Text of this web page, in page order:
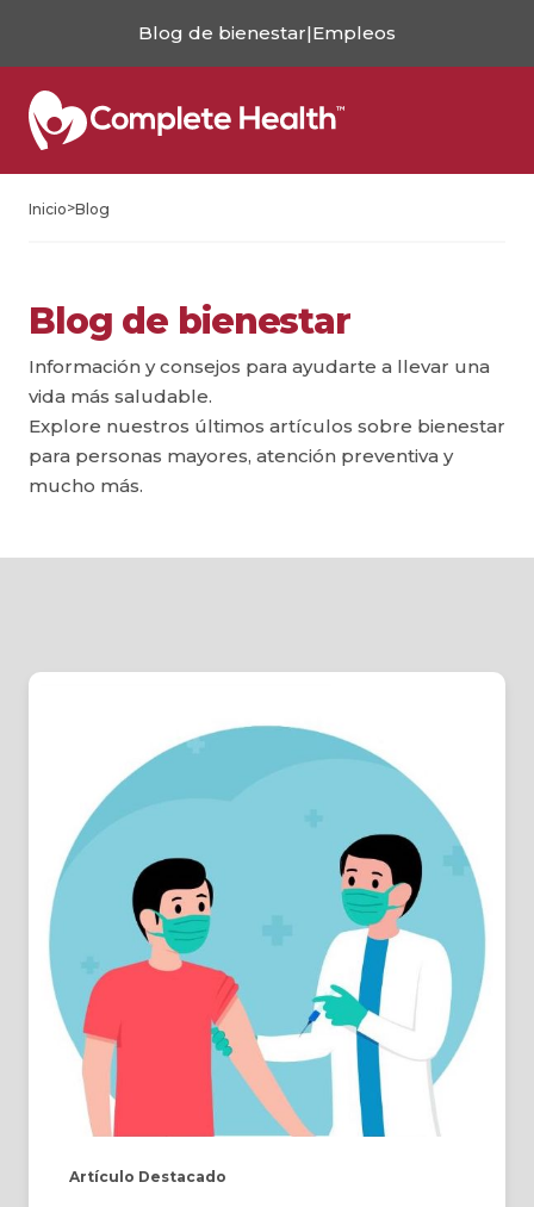
Blog de bienestar|Empleos
Inicio>Blog
Blog de bienestar
Información y consejos para ayudarte a llevar una
vida más saludable.
Explore nuestros últimos artículos sobre bienestar
para personas mayores, atención preventiva y
mucho más.
Artículo Destacado